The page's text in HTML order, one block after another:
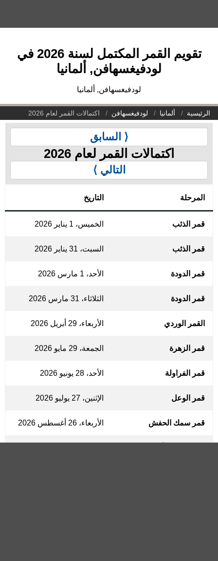
تقويم القمر المكتمل لسنة 2026 في
لودفيغسهافن, ألمانيا
لودفيغسهافن, ألمانيا
الرئيسية ألمانيا لودفيغسهافن اكتمالات القمر لعام 2026
⟨ السابق
اكتمالات القمر لعام 2026
التالي ⟩
المرحلة التاريخ
قمر الذئب الخميس، 1 يناير 2026
قمر الذئب السبت، 31 يناير 2026
قمر الدودة الأحد، 1 مارس 2026
قمر الدودة الثلاثاء، 31 مارس 2026
القمر الوردي الأربعاء، 29 أبريل 2026
قمر الزهرة الجمعة، 29 مايو 2026
قمر الفراولة الأحد، 28 يونيو 2026
قمر الوعل الإثنين، 27 يوليو 2026
قمر سمك الحفش الأربعاء، 26 أغسطس 2026